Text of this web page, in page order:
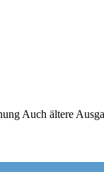
Auch ältere